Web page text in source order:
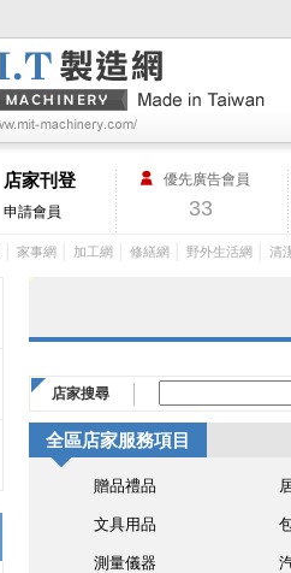
店家刊登
申請會員
優先廣告會員
33
家事網 加工網 修繕網 野外生活網 清
店家搜尋
全區店家服務項目
贈品禮品
文具用品
測量儀器